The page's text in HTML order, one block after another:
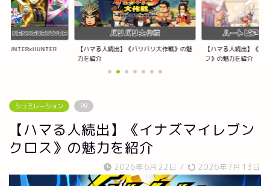
バリバリ大作戦》の魅
【ハマる人続出】《ハートピアスローライ
フ》の魅力を紹介
【ハマる人続出】《
紹介
シュミレーション PR
【ハマる人続出】《イナズマイレブン
クロス》の魅力を紹介
2026年6月22日 / 2026年7月13日